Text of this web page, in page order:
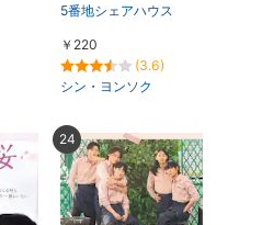
5番地シェアハウス
￥220
(3.6)
シン・ヨンソク
24